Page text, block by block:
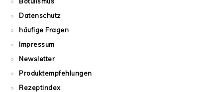
Datenschutz
häufige Fragen
Impressum
Newsletter
Produktempfehlungen
Rezeptindex